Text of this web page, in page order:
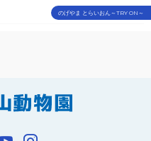
のげやま とらいおん～TRY ON～